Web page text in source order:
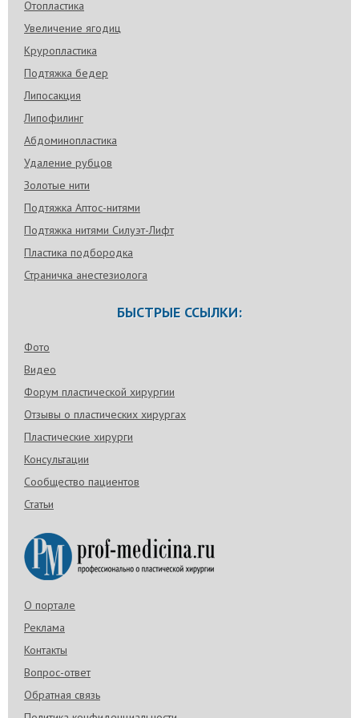
прооперированы. Как будто всю жизнь такие были! Я очень
благодарна Соколову!
Отопластика
Увеличение ягодиц
Круропластика
Подтяжка бедер
Липосакция
Липофилинг
Абдоминопластика
Удаление рубцов
Золотые нити
Подтяжка Аптос-нитями
Подтяжка нитями Силуэт-Лифт
Пластика подбородка
Страничка анестезиолога
БЫСТРЫЕ ССЫЛКИ:
Фото
Видео
Форум пластической хирургии
Отзывы о пластических хирургах
Пластические хирурги
Консультации
Сообщество пациентов
Статьи
О портале
Реклама
Контакты
Вопрос-ответ
Обратная связь